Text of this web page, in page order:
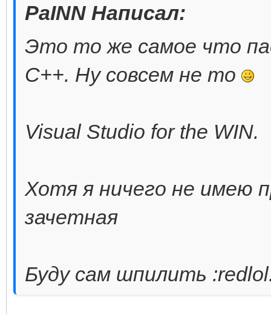
PaINN Написал:
Это то же самое что
С++. Ну совсем не то
Visual Studio for the WIN.
Хотя я ничего не имею
зачетная
Буду сам шпилить